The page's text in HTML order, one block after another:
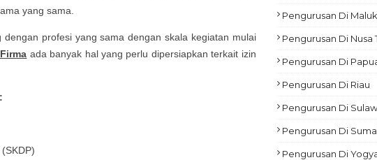
yang sama.
profesi yang sama dengan skala kegiatan mulai
ada banyak hal yang perlu dipersiapkan terkait izin
Pengurusan Di
Pengurusan Di Nusa
Pengurusan Di
Pengurusan Di Riau
Pengurusan Di
Pengurusan Di
Pengurusan Di